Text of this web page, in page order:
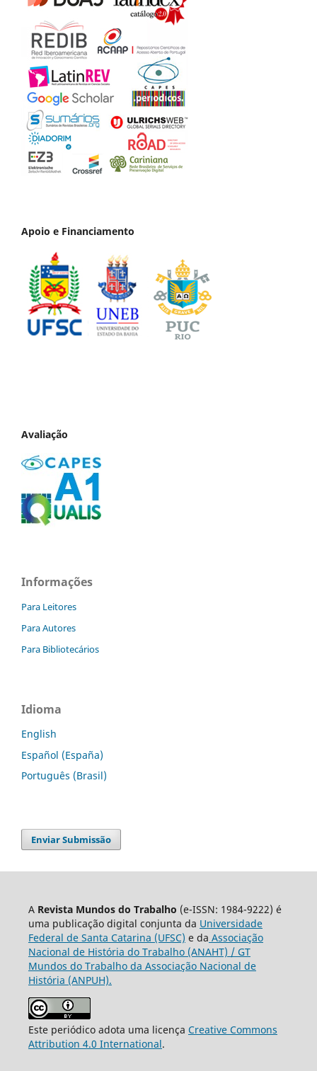
Apoio e Financiamento
Avaliação
Informações
Para Leitores
Para Autores
Para Bibliotecários
Idioma
English
Español (España)
Português (Brasil)
Enviar Submissão
A Revista Mundos do Trabalho (e-ISSN: 1984-9222) é
uma publicação digital conjunta da Universidade
Federal de Santa Catarina (UFSC) e da Associação
Nacional de História do Trabalho (ANAHT) / GT
Mundos do Trabalho da Associação Nacional de
História (ANPUH).
Este periódico adota uma licença Creative Commons
Attribution 4.0 International.